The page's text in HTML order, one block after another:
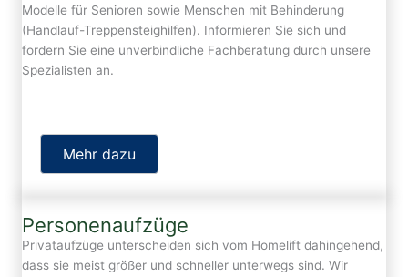
Modelle für Senioren sowie Menschen mit Behinderung
(Handlauf-Treppensteighilfen). Informieren Sie sich und
fordern Sie eine unverbindliche Fachberatung durch unsere
Spezialisten an.
Mehr dazu
Personenaufzüge
Privataufzüge unterscheiden sich vom Homelift dahingehend,
dass sie meist größer und schneller unterwegs sind. Wir